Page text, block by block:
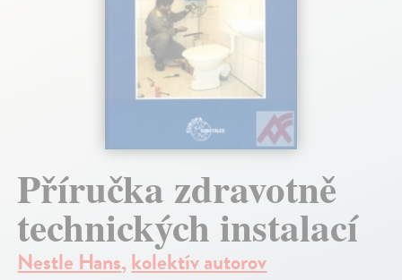
Příručka zdravotně
technických instalací
Nestle Hans,kolektív autorov